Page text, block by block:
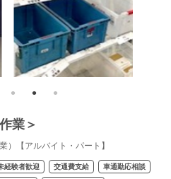
業＞
）【アルバイト・パート】
経験者歓迎 交通費支給 車通勤応相談